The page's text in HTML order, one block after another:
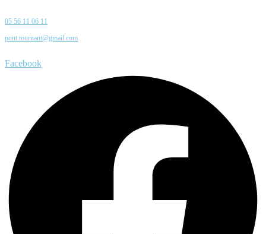
05 56 11 06 11
pont.tournant@gmail.com
Facebook